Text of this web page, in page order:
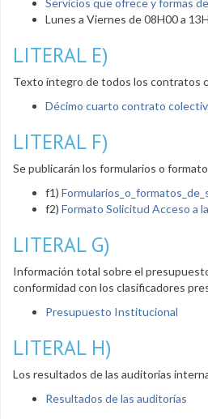
Servicios que ofrece y formas
Lunes a Viernes de 08H00 a
LITERAL E)
Texto íntegro de todos los contratos
Décimo cuarto contrato
LITERAL F)
Se publicarán los formularios o
f1)
f2) Formato Solicitud Acceso a
LITERAL G)
Información total sobre el
conformidad con los clasificadores
Presupuesto Institucional
LITERAL H)
Los resultados de las auditorías
Resultados de las auditorías